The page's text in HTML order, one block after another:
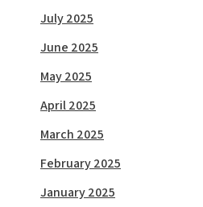
July 2025
June 2025
May 2025
April 2025
March 2025
February 2025
January 2025